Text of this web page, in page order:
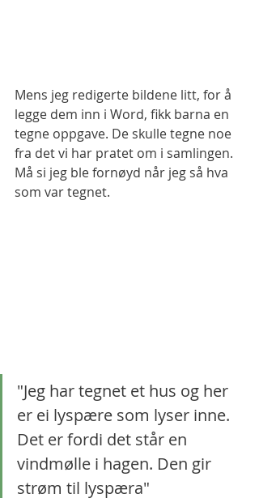
Mens jeg redigerte bildene litt, for å
legge dem inn i Word, fikk barna en
tegne oppgave. De skulle tegne noe
fra det vi har pratet om i samlingen.
Må si jeg ble fornøyd når jeg så hva
som var tegnet.
"Jeg har tegnet et hus og her
er ei lyspære som lyser inne.
Det er fordi det står en
vindmølle i hagen. Den gir
strøm til lyspæra"